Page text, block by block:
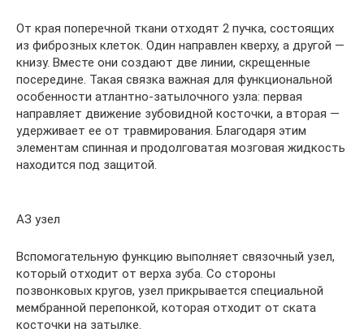
От края поперечной ткани отходят 2 пучка, состоящих
из фиброзных клеток. Один направлен кверху, а другой —
книзу. Вместе они создают две линии, скрещенные
посередине. Такая связка важная для функциональной
особенности атлантно-затылочного узла: первая
направляет движение зубовидной косточки, а вторая —
удерживает ее от травмирования. Благодаря этим
элементам спинная и продолговатая мозговая жидкость
находится под защитой.
АЗ узел
Вспомогательную функцию выполняет связочный узел,
который отходит от верха зуба. Со стороны
позвонковых кругов, узел прикрывается специальной
мембранной перепонкой, которая отходит от ската
косточки на затылке.